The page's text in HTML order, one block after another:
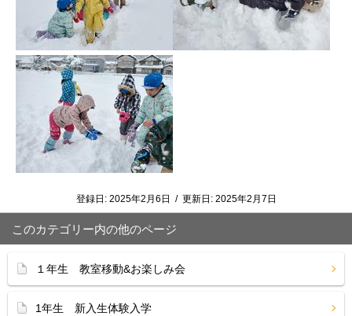
登録日: 2025年2月6日 / 更新日: 2025年2月7日
このカテゴリー内の他のページ
１年生 教室移動&お楽しみ会
1年生 新入生体験入学